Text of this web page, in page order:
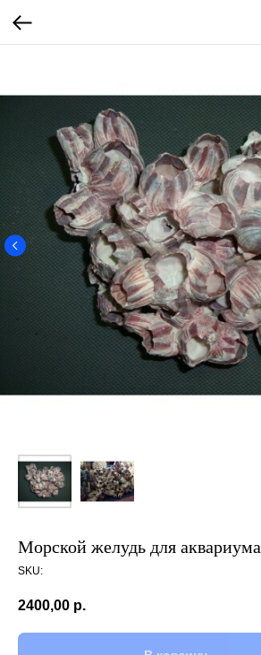
Морской желудь для аквариума
SKU:
2400,00 р.